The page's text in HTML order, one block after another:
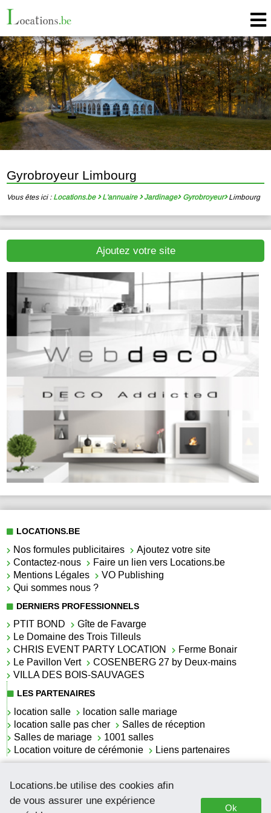
Gyrobroyeur Limbourg
Vous êtes ici : Locations.be L'annuaire Jardinage Gyrobroyeur Limbourg
Ajoutez votre site
Locations.be utilise des cookies afin
de vous assurer une expérience
Ok
LOCATIONS.BE
Nos formules publicitaires
Ajoutez votre site
Contactez-nous
Faire un lien vers Locations.be
Mentions Légales
VO Publishing
Qui sommes nous ?
DERNIERS PROFESSIONNELS
PTIT BOND
Gîte de Favarge
Le Domaine des Trois Tilleuls
CHRIS EVENT PARTY LOCATION
Ferme Bonair
Le Pavillon Vert
COSENBERG 27 by Deux-mains
VILLA DES BOIS-SAUVAGES
LES PARTENAIRES
location salle
location salle mariage
location salle pas cher
Salles de réception
Salles de mariage
1001 salles
Location voiture de cérémonie
Liens partenaires
La location de lettrage pour mariage
La salle de réception pour mariage en Belgique